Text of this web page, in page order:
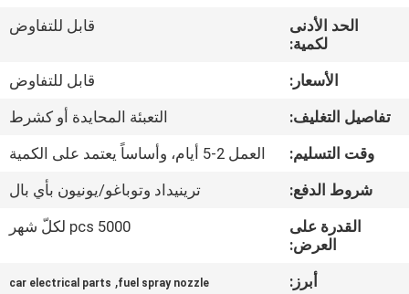
مراقبة
الجودة
اتصل
الحد الأدنى
لكمية:
قابل للتفاوض
الأسعار:
قابل للتفاوض
تفاصيل التغليف:
التعبئة المحايدة أو كشرط
وقت التسليم:
العمل 2-5 أيام، وأساساً يعتمد على الكمية
شروط الدفع:
ترينيداد وتوباغو/يونيون بأي بال
القدرة على
العرض:
5000 pcs لكلّ شهر
أبرز: fuel spray nozzle
,
car electrical parts